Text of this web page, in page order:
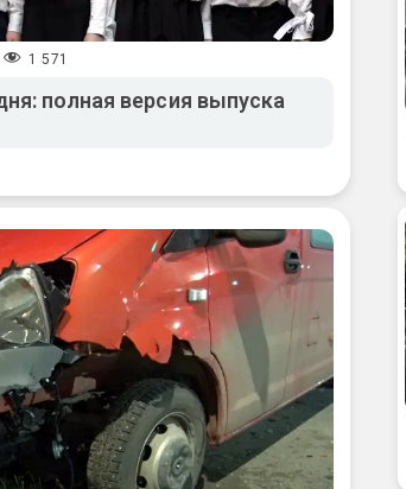
1 571
полная версия выпуска